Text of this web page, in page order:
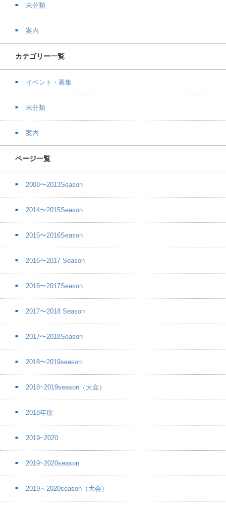
未分類
案内
カテゴリー一覧
イベント・募集
未分類
案内
ページ一覧
2008〜2013Season
2014〜2015Season
2015〜2016Season
2016〜2017 Season
2016〜2017Season
2017〜2018 Season
2017〜2018Season
2018〜2019season
2018~2019season（大会）
2018年度
2019~2020
2019~2020season
2019～2020season（大会）